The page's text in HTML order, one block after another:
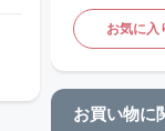
お気に入
お買い物に